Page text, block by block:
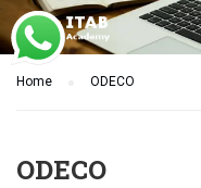
Home ODECO
ODECO